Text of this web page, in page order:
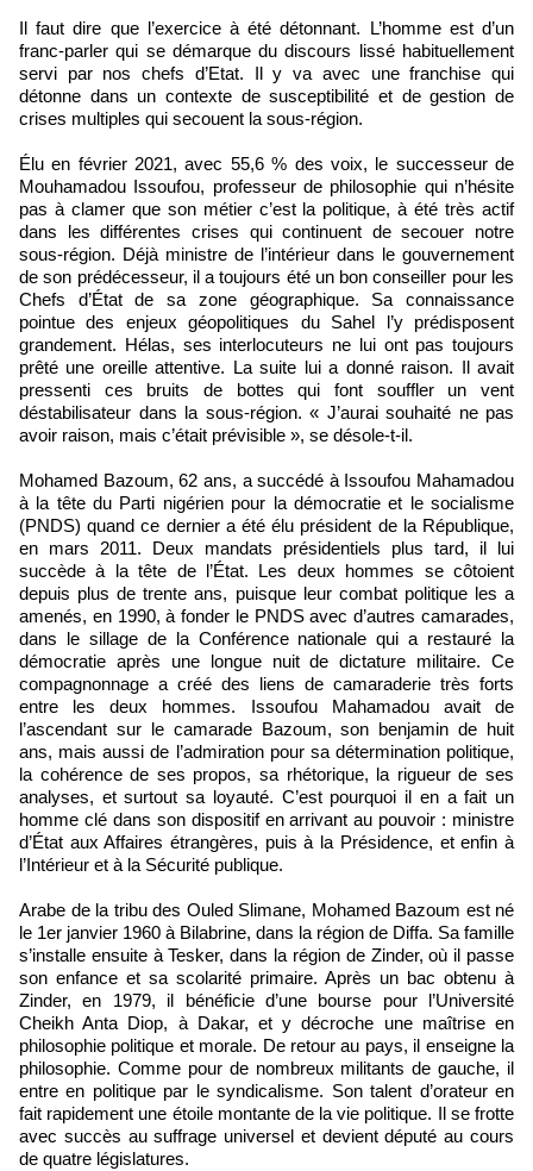
franc-parler qui se démarque du discours lissé habituellement
servi par nos chefs d’Etat. Il y va avec une franchise qui
détonne dans un contexte de susceptibilité et de gestion de
crises multiples qui secouent la sous-région.
Élu en février 2021, avec 55,6 % des voix, le successeur de
Mouhamadou Issoufou, professeur de philosophie qui n’hésite
pas à clamer que son métier c’est la politique, à été très actif
dans les différentes crises qui continuent de secouer notre
sous-région. Déjà ministre de l’intérieur dans le gouvernement
de son prédécesseur, il a toujours été un bon conseiller pour les
Chefs d’État de sa zone géographique. Sa connaissance
pointue des enjeux géopolitiques du Sahel l’y prédisposent
grandement. Hélas, ses interlocuteurs ne lui ont pas toujours
prêté une oreille attentive. La suite lui a donné raison. Il avait
pressenti ces bruits de bottes qui font souffler un vent
déstabilisateur dans la sous-région. « J’aurai souhaité ne pas
avoir raison, mais c’était prévisible », se désole-t-il.
Mohamed Bazoum, 62 ans, a succédé à Issoufou Mahamadou
à la tête du Parti nigérien pour la démocratie et le socialisme
(PNDS) quand ce dernier a été élu président de la République,
en mars 2011. Deux mandats présidentiels plus tard, il lui
succède à la tête de l’État. Les deux hommes se côtoient
depuis plus de trente ans, puisque leur combat politique les a
amenés, en 1990, à fonder le PNDS avec d’autres camarades,
dans le sillage de la Conférence nationale qui a restauré la
démocratie après une longue nuit de dictature militaire. Ce
compagnonnage a créé des liens de camaraderie très forts
entre les deux hommes. Issoufou Mahamadou avait de
l’ascendant sur le camarade Bazoum, son benjamin de huit
ans, mais aussi de l’admiration pour sa détermination politique,
la cohérence de ses propos, sa rhétorique, la rigueur de ses
analyses, et surtout sa loyauté. C’est pourquoi il en a fait un
homme clé dans son dispositif en arrivant au pouvoir : ministre
d’État aux Affaires étrangères, puis à la Présidence, et enfin à
l’Intérieur et à la Sécurité publique.
Arabe de la tribu des Ouled Slimane, Mohamed Bazoum est né
le 1er janvier 1960 à Bilabrine, dans la région de Diffa. Sa famille
s’installe ensuite à Tesker, dans la région de Zinder, où il passe
son enfance et sa scolarité primaire. Après un bac obtenu à
Zinder, en 1979, il bénéficie d’une bourse pour l’Université
Cheikh Anta Diop, à Dakar, et y décroche une maîtrise en
philosophie politique et morale. De retour au pays, il enseigne la
philosophie. Comme pour de nombreux militants de gauche, il
entre en politique par le syndicalisme. Son talent d’orateur en
fait rapidement une étoile montante de la vie politique. Il se frotte
avec succès au suffrage universel et devient député au cours
de quatre législatures.